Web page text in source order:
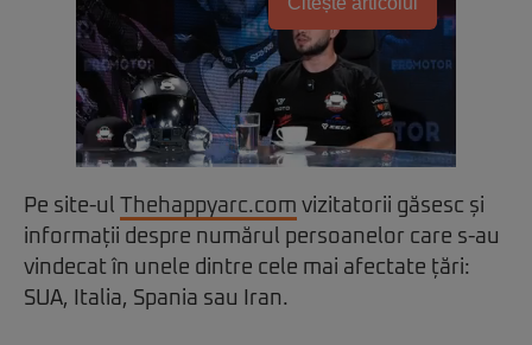
Pe site-ul Thehappyarc.com vizitatorii găsesc și
informații despre numărul persoanelor care s-au
vindecat în unele dintre cele mai afectate țări:
SUA, Italia, Spania sau Iran.